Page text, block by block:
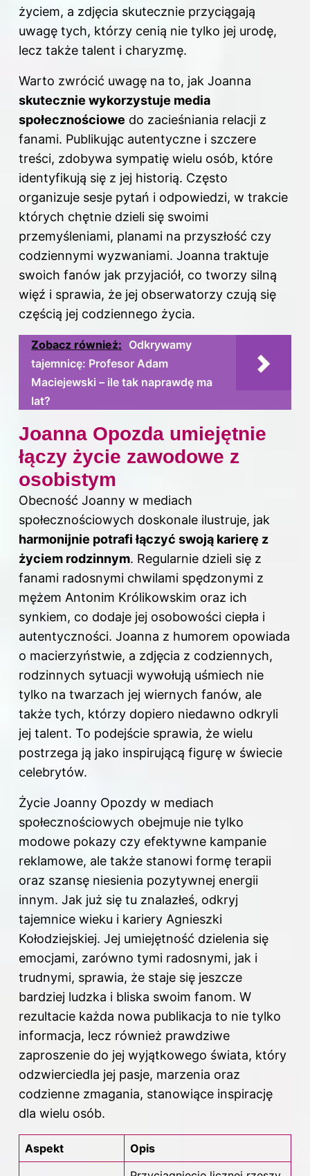
życiem, a zdjęcia skutecznie przyciągają
uwagę tych, którzy cenią nie tylko jej urodę,
lecz także talent i charyzmę.
Warto zwrócić uwagę na to, jak Joanna
skutecznie wykorzystuje media
społecznościowe do zacieśniania relacji z
fanami. Publikując autentyczne i szczere
treści, zdobywa sympatię wielu osób, które
identyfikują się z jej historią. Często
organizuje sesje pytań i odpowiedzi, w trakcie
których chętnie dzieli się swoimi
przemyśleniami, planami na przyszłość czy
codziennymi wyzwaniami. Joanna traktuje
swoich fanów jak przyjaciół, co tworzy silną
więź i sprawia, że jej obserwatorzy czują się
częścią jej codziennego życia.
Zobacz również: Odkrywamy
tajemnicę: Profesor Adam
Maciejewski – ile tak naprawdę ma
lat?
Joanna Opozda umiejętnie
łączy życie zawodowe z
osobistym
Obecność Joanny w mediach
społecznościowych doskonale ilustruje, jak
harmonijnie potrafi łączyć swoją karierę z
życiem rodzinnym. Regularnie dzieli się z
fanami radosnymi chwilami spędzonymi z
mężem Antonim Królikowskim oraz ich
synkiem, co dodaje jej osobowości ciepła i
autentyczności. Joanna z humorem opowiada
o macierzyństwie, a zdjęcia z codziennych,
rodzinnych sytuacji wywołują uśmiech nie
tylko na twarzach jej wiernych fanów, ale
także tych, którzy dopiero niedawno odkryli
jej talent. To podejście sprawia, że wielu
postrzega ją jako inspirującą figurę w świecie
celebrytów.
Życie Joanny Opozdy w mediach
społecznościowych obejmuje nie tylko
modowe pokazy czy efektywne kampanie
reklamowe, ale także stanowi formę terapii
oraz szansę niesienia pozytywnej energii
innym. Jak już się tu znalazłeś, odkryj
tajemnice wieku i kariery Agnieszki
Kołodziejskiej. Jej umiejętność dzielenia się
emocjami, zarówno tymi radosnymi, jak i
trudnymi, sprawia, że staje się jeszcze
bardziej ludzka i bliska swoim fanom. W
rezultacie każda nowa publikacja to nie tylko
informacja, lecz również prawdziwe
zaproszenie do jej wyjątkowego świata, który
odzwierciedla jej pasje, marzenia oraz
codzienne zmagania, stanowiące inspirację
dla wielu osób.
Aspekt Opis